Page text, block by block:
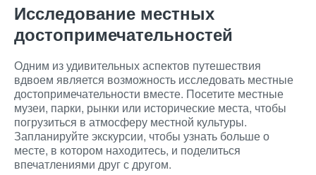
Исследование местных
достопримечательностей
Одним из удивительных аспектов путешествия
вдвоем является возможность исследовать местные
достопримечательности вместе. Посетите местные
музеи, парки, рынки или исторические места, чтобы
погрузиться в атмосферу местной культуры.
Запланируйте экскурсии, чтобы узнать больше о
месте, в котором находитесь, и поделиться
впечатлениями друг с другом.